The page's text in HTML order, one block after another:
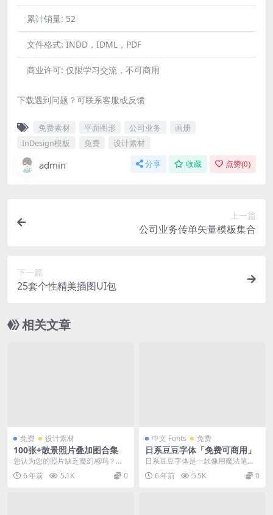
累计销量: 52
文件格式: INDD，IDML，PDF
商业许可: 仅限学习交流，不可商用
下载遇到问题？可联系客服或反馈
免费素材 平面图形 公司业务
画册
InDesign模板
免费 设计素材
admin 分享 收藏 点赞(0)
上一篇
公司业务传单矢量模板集合
下一篇
25套个性精美插图UI包
相关文章
免费 设计素材
100张+散景照片叠加图合集
您认为您的照片缺乏魔幻感吗？您
是否需要快速高效的工具来使您的
照片更加令人印象深刻...
6 年前 5.1K 0
中文 Fonts 免费
日系豆豆字体「免费可商用」
日系豆豆字体是一款像用魔法笔写
的手写免费商用字体，字体的风格
圆滚滚的，就像豆豆一...
6 年前 5.5K 0